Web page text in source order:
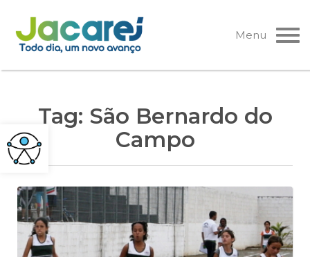
Pular
para
o
Menu
Tag: São Bernardo do
Campo